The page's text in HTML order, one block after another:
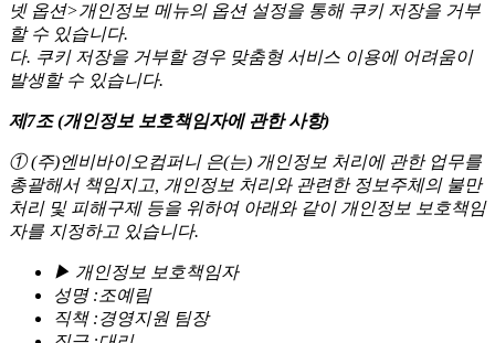
넷 옵션>개인정보 메뉴의 옵션 설정을 통해 쿠키 저장을 거부
할 수 있습니다.
다. 쿠키 저장을 거부할 경우 맞춤형 서비스 이용에 어려움이
발생할 수 있습니다.
제7조 (개인정보 보호책임자에 관한 사항)
①(주)엔비바이오컴퍼니은(는) 개인정보 처리에 관한 업무를
총괄해서 책임지고, 개인정보 처리와 관련한 정보주체의 불만
처리 및 피해구제 등을 위하여 아래와 같이 개인정보 보호책임
자를 지정하고 있습니다.
▶ 개인정보 보호책임자
성명 :조예림
직책 :경영지원 팀장